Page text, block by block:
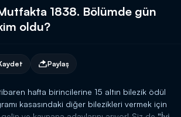
1838. Bölümde gün
oldu?
Paylaş
hafta birincilerine 15 altın bilezik ödül
kasasındaki diğer bilezikleri vermek için